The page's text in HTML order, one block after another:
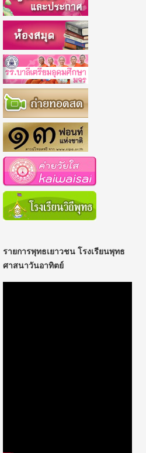
รายการพุทธเยาวชน โรงเรียนพุทธ
ศาสนาวันอาทิตย์